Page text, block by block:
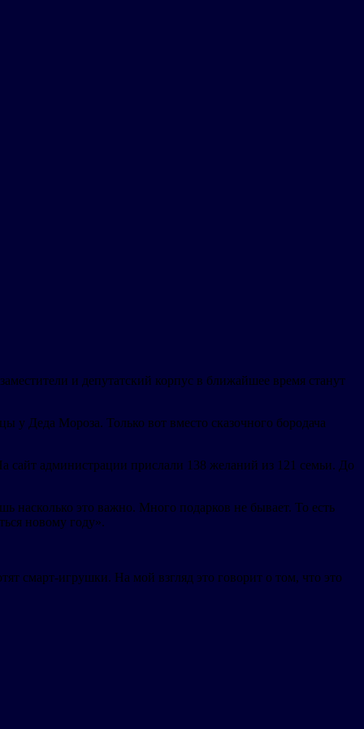
и депутатский корпус в ближайшее время станут
Деда Мороза. Только вот вместо сказочного бородача
сайт администрации прислали 138 желаний из 121 семьи. До
насколько это важно. Много подарков не бывает. То есть
новому году».
смарт-игрушки. На мой взгляд это говорит о том, что это